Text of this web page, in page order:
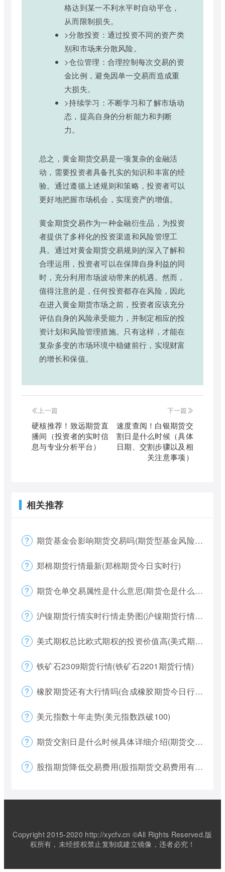
格达到某一不利水平时自动平仓，
从而限制损失。
>分散投资：通过投资不同的资产类
别和市场来分散风险。
>仓位管理：合理控制每次交易的资
金比例，避免因单一交易而造成重
大损失。
>持续学习：不断学习和了解市场动
态，提高自身的分析能力和判断
力。
总之，黄金期货交易是一项复杂的金融活
动，需要投资者具备扎实的知识和丰富的经
验。通过遵循上述规则和策略，投资者可以
更好地把握市场机会，实现资产的增值。
黄金期货交易作为一种金融衍生品，为投资
者提供了多样化的投资渠道和风险管理工
具。通过对黄金期货交易规则的深入了解和
合理运用，投资者可以在保障自身利益的同
时，充分利用市场波动带来的机遇。然而，
值得注意的是，任何投资都存在风险，因此
在进入黄金期货市场之前，投资者应该充分
评估自身的风险承受能力，并制定相应的投
资计划和风险管理措施。只有这样，才能在
复杂多变的市场环境中稳健前行，实现财富
的增长和保值。
上一篇
硬核推荐！致远期货直
播间（投资者的实时信
息与专业分析平台）
下一篇
速度查阅！白银期货交
割日是什么时候（具体
日期、交割步骤以及相
关注意事项）
相关推荐
期货基金会影响期货交易吗(期货型基金风险大吗)
郑棉期货行情最新(郑棉期货今日实时行)
期货仓单交易属性是什么意思(期货仓是什么意思)
沪镍期货行情实时行情走势图(沪镍期货行情价格)
美式期权总比欧式期权的投资价值高(美式期权和欧式期权哪个风险更大)
铁矿石2309期货行情(铁矿石2201期货行情)
橡胶期货还有大行情吗(合成橡胶期货今日行情)
美元指数十年走势(美元指数跌破100)
期货交割日是什么时候具体详细介绍(期货交割日一般是涨还是跌)
股指期货降低交易费用(股指期货交易费用有哪些)
Copyright 2015-2020 http://xycfv.cn ©All Rights Reserved.版
权所有，未经授权禁止复制或建立镜像，违者必究！